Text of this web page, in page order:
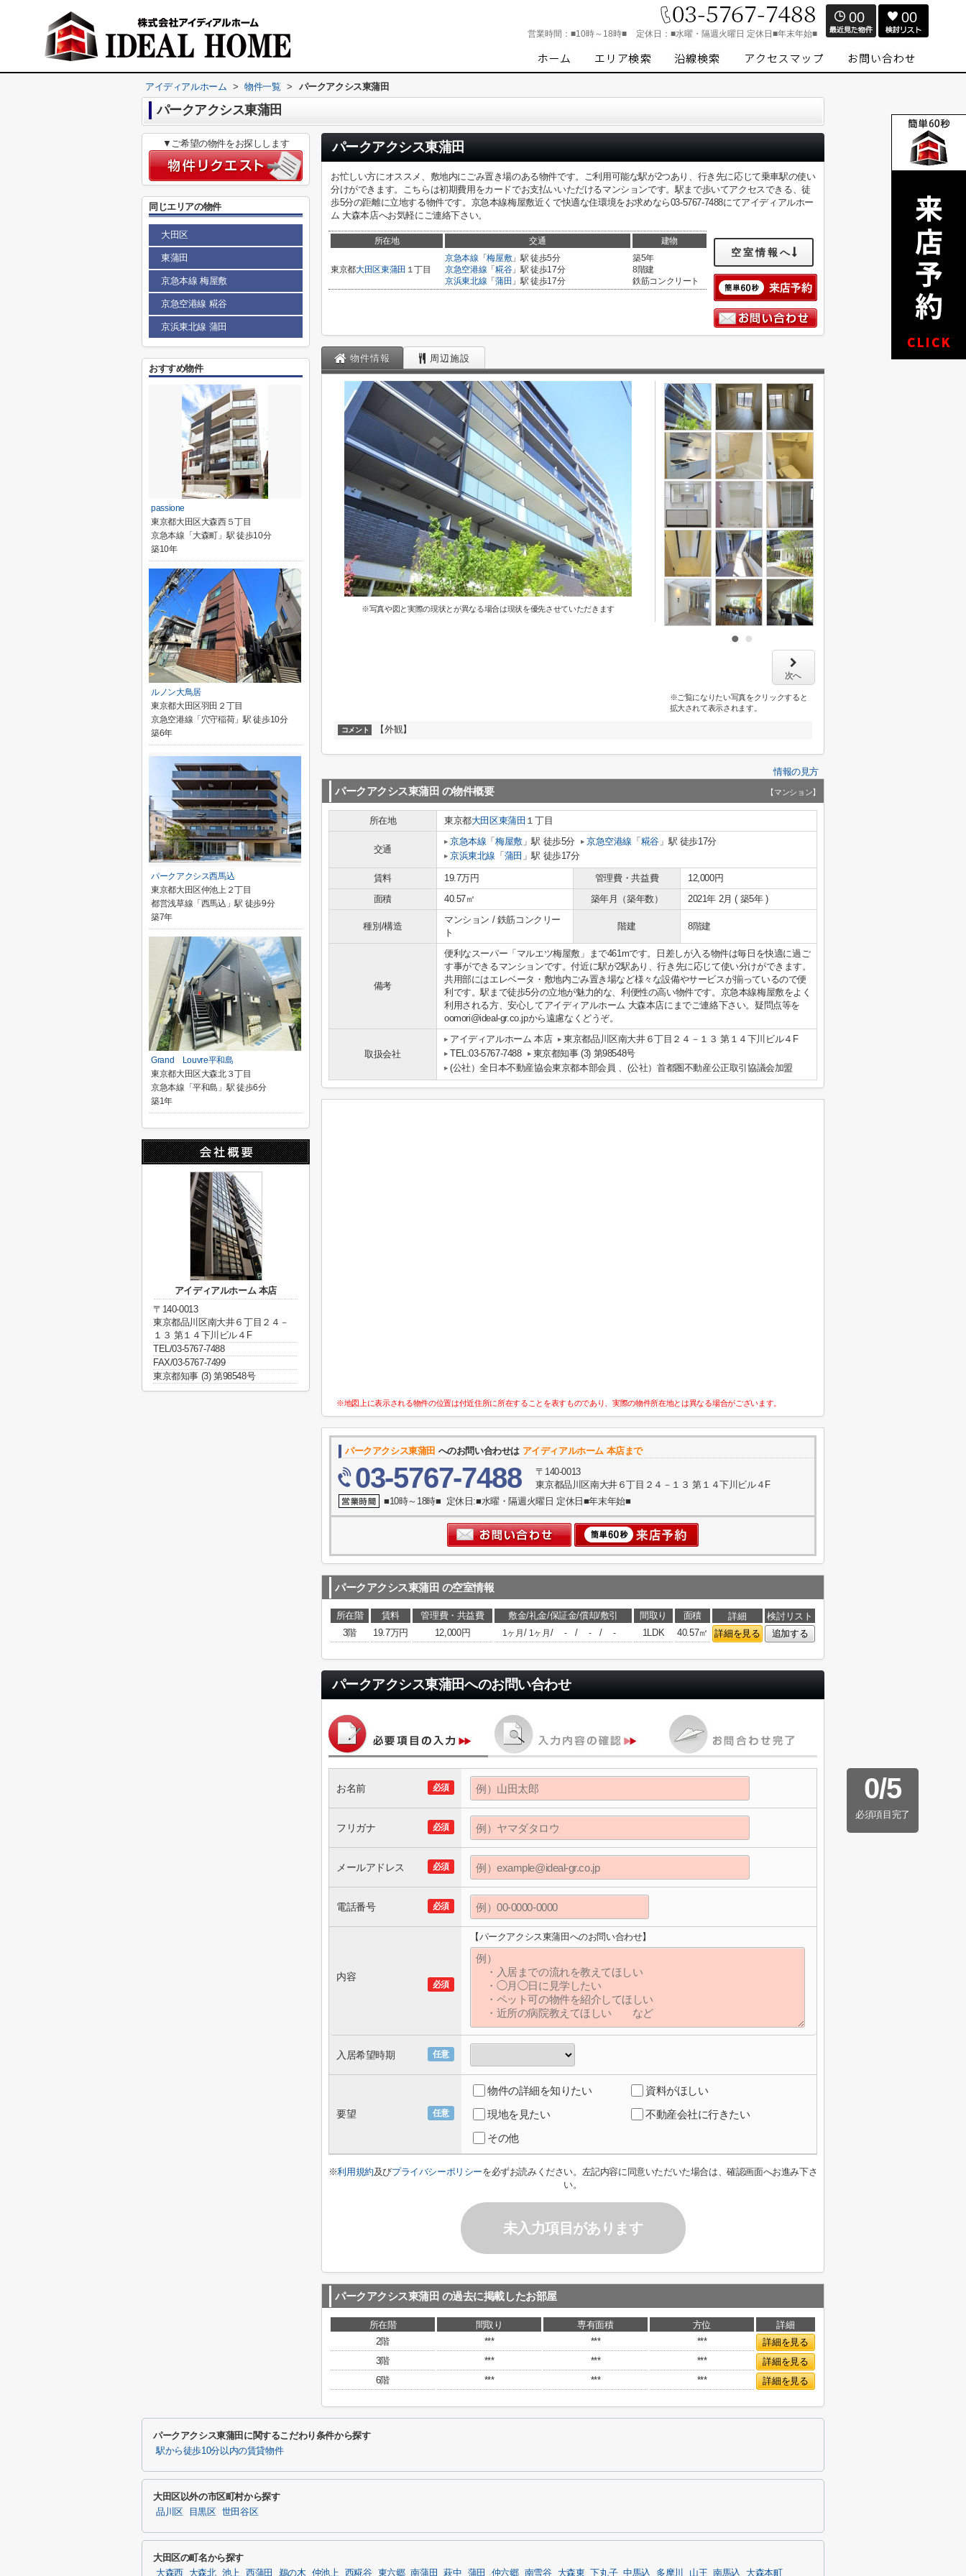
営業時間： ■10時～18時■ 定休日： ■水曜・隔週火曜日 定休日■年末年始■
00 00
アイディアルホーム > 物件一覧 > パークアクシス東蒲田
パークアクシス東蒲田
パークアクシス東蒲田
お忙しい方にオススメ、敷地内にごみ置き場のある物件です。ご利用可能な駅が2つあり、行き先に応じて乗車駅の使い
分けができます。こちらは初期費用をカードでお支払いいただけるマンションです。駅まで歩いてアクセスできる、徒
歩5分の距離に立地する物件です。京急本線梅屋敷近くで快適な住環境をお求めなら03-5767-7488にてアイディアルホー
ム 大森本店へお気軽にご連絡下さい。
所在地 交通 建物
東京都大田区東蒲田 １丁目
京急本線 「梅屋敷」駅 徒歩5分
京急空港線 「 糀谷」駅 徒歩17分
京浜東北線 「 蒲田 」駅 徒歩17分
築5年
8階建
鉄筋コンクリート
空室情報へ
物件情報 周辺施設
※写真や図と実際の現状とが異なる場合は現状を優先させていただきます
次へ
※ご覧になりたい写真をクリックすると
拡大されて表示されます。
コメント 【外観】
情報の見方
パークアクシス東蒲田 の物件概要 【マンション】
所在地 東京都大田区東蒲田 １丁目
交通
京急本線 「梅屋敷」駅 徒歩5分 京急空港線 「 糀谷」駅 徒歩17分
京浜東北線 「 蒲田 」駅 徒歩17分
賃料 19.7万円 管理費・共益費
12,000円
面積
40.57㎡ 築年月（築年数） 2021年 2月 ( 築5年 )
種別/構造
マンション / 鉄筋コンクリー
ト
階建 8階建
備考
便利なスーパー「マルエツ梅屋敷」まで461mです。日差しが入る物件は毎日を快適に過ご
す事ができるマンションです。付近に駅が2駅あり、行き先に応じて使い分けができます。
共用部にはエレベータ・敷地内ごみ置き場など様々な設備やサービスが揃っているので便
利です。駅まで徒歩5分の立地が魅力的な、利便性の高い物件です。京急本線梅屋敷をよく
利用される方、安心してアイディアルホーム 大森本店にまでご連絡下さい。疑問点等を
oomori@ideal-gr.co.jpから遠慮なくどうぞ。
取扱会社
アイディアルホーム 本店
東京都品川区南大井６丁目２４－１３ 第１４下川ビル４F
TEL:03-5767-7488
東京都知事 (3) 第98548号
(公社）全日本不動産協会東京都本部会員 、(公社）首都圏不動産公正取引協議会加盟
※地図上に表示される物件の位置は付近住所に所在することを表すものであり、実際の物件所在地とは異なる場合がございます。
パークアクシス東蒲田 へのお問い合わせは アイディアルホーム 本店まで
03-5767-7488
〒140-0013
東京都品川区南大井６丁目２４－１３ 第１４下川ビル４F
■10時～18時■ 定休日:■水曜・隔週火曜日 定休日■年末年始■
パークアクシス東蒲田 の空室情報
所在階 賃料 管理費・共益費 敷金/礼金/保証金/償却/敷引 間取り 面積 詳細
検討リスト
3階
19.7万円 12,000円 1ヶ月 / 1ヶ月 / - / - / - 1LDK 40.57㎡ 詳細を見る 追加する
パークアクシス東蒲田へのお問い合わせ
0/5
必須項目完了
必須
お名前
必須
フリガナ
必須
メールアドレス
必須
電話番号
必須
内容
【パークアクシス東蒲田へのお問い合わせ】
任意
入居希望時期
任意
要望
物件の詳細を知りたい
資料がほしい
現地を見たい
不動産会社に行きたい
その他
※利用規約及びプライバシーポリシーを必ずお読みください。左記内容に同意いただいた場合は、確認画面へお進み下さ
い。
未入力項目があります
パークアクシス東蒲田 の過去に掲載したお部屋
所在階 間取り 専有面積 方位
詳細
2階
*** *** ***
詳細を見る
3階
*** *** ***
詳細を見る
6階
*** *** *** 詳細を見る
▼ご希望の物件をお探しします
同じエリアの物件
大田区
東蒲田
京急本線 梅屋敷
京急空港線 糀谷
京浜東北線 蒲田
おすすめ物件
passione
東京都大田区大森西５丁目
京急本線「大森町」駅 徒歩10分
築10年
ルノン大鳥居
東京都大田区羽田２丁目
京急空港線「穴守稲荷」駅 徒歩10分
築6年
パークアクシス西馬込
東京都大田区仲池上２丁目
都営浅草線「西馬込」駅 徒歩9分
築7年
Grand Louvre平和島
東京都大田区大森北３丁目
京急本線「平和島」駅 徒歩6分
築1年
アイディアルホーム 本店
〒140-0013
東京都品川区南大井６丁目２４－
１３ 第１４下川ビル４F
TEL/03-5767-7488
FAX/03-5767-7499
東京都知事 (3) 第98548号
パークアクシス東蒲田に関するこだわり条件から探す
駅から徒歩10分以内の賃貸物件
大田区以外の市区町村から探す
品川区 目黒区 世田谷区
大田区の町名から探す
大森西 大森北 池上 西蒲田 鵜の木 仲池上 西糀谷 東六郷 南蒲田 萩中 蒲田 仲六郷 南雪谷 大森東 下丸子 中馬込 多摩川 山王 南馬込 大森本町